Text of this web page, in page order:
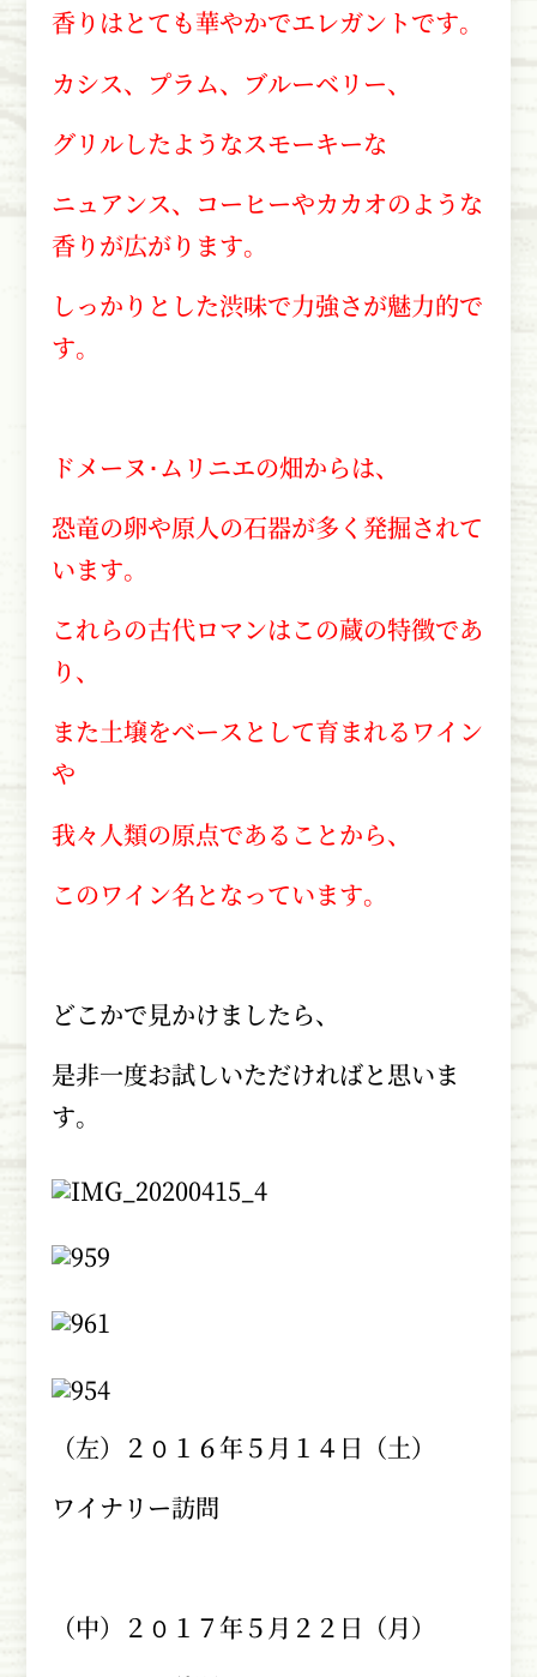
香りはとても華やかでエレガントです。
カシス、プラム、ブルーベリー、
グリルしたようなスモーキーな
ニュアンス、コーヒーやカカオのような
香りが広がります。
しっかりとした渋味で力強さが魅力的で
す。
ドメーヌ･ムリニエの畑からは、
恐竜の卵や原人の石器が多く発掘されて
います。
これらの古代ロマンはこの蔵の特徴であ
り、
また土壌をベースとして育まれるワイン
や
我々人類の原点であることから、
このワイン名となっています。
どこかで見かけましたら、
是非一度お試しいただければと思いま
す。
（左）２０１６年５月１４日（土）
ワイナリー訪問
（中）２０１７年５月２２日（月）